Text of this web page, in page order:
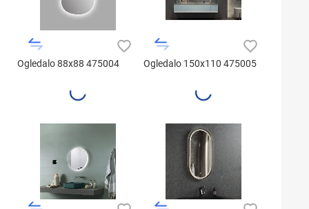
Ogledalo 88x88 475004 Ogledalo 150x110 475005